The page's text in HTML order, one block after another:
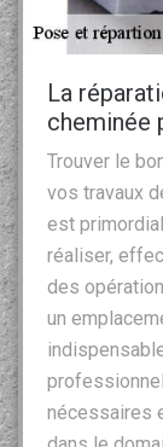
La
cheminée
Trouver le
vos travaux
est
réaliser,
des
un
nécessaires